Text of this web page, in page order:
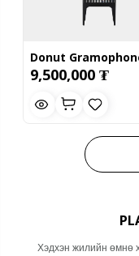
Donut
(Mei Langfang-Lan)
9,500,000 ₮
Хэдхэн жилийн өмнө